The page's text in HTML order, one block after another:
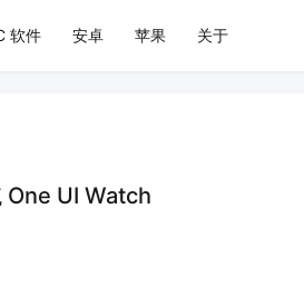
软件 安卓 苹果 关于
One UI Watch